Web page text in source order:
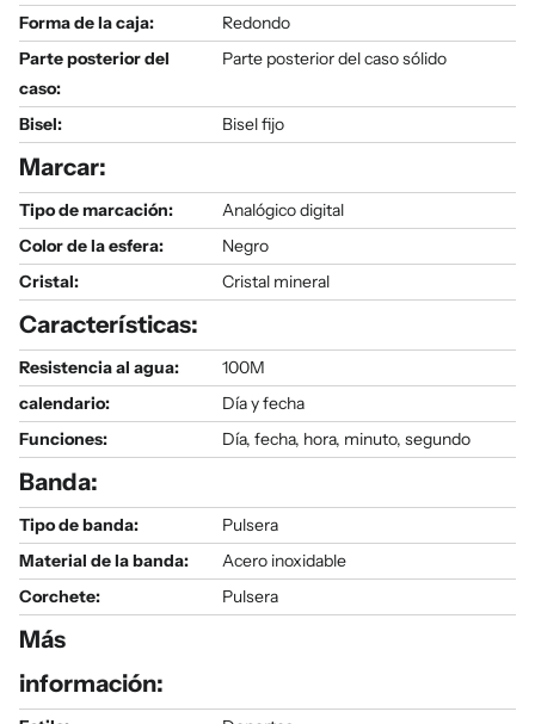
Forma de la caja:
Redondo
Parte posterior del
caso:
Parte posterior del caso sólido
Bisel: Bisel fijo
Marcar:
Tipo de marcación:
Analógico digital
Color de la esfera:
Negro
Cristal:
Cristal mineral
Características:
Resistencia al agua:
100M
calendario:
Día y fecha
Funciones:
Día, fecha, hora, minuto, segundo
Banda:
Tipo de banda:
Pulsera
Material de la banda:
Acero inoxidable
Corchete:
Pulsera
Más
información: